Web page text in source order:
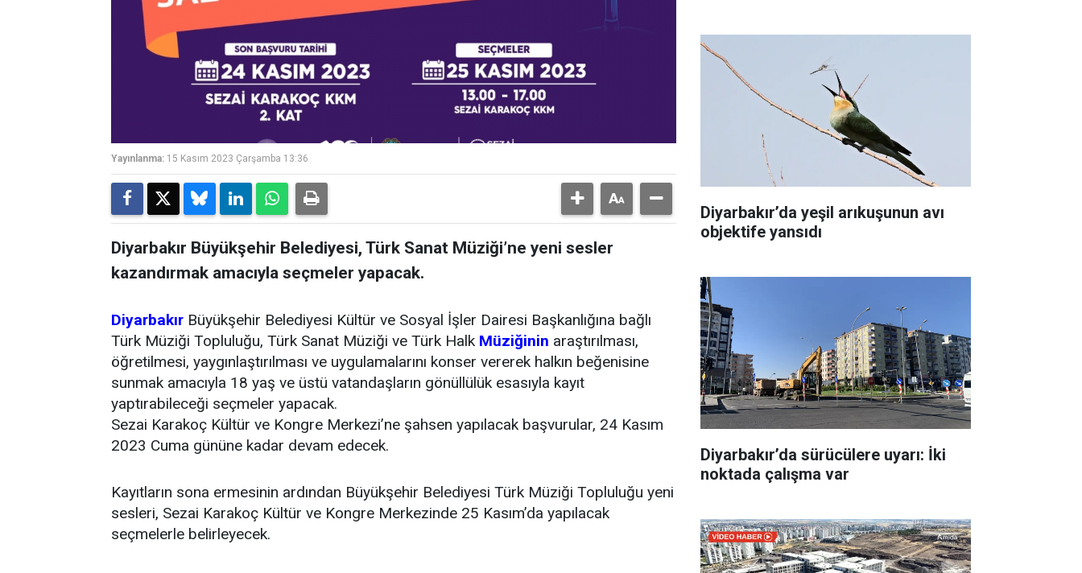
Yayınlanma: 15 Kasım 2023 Çarşamba 13:36
Diyarbakır Büyükşehir Belediyesi, Türk Sanat Müziği’ne yeni sesler
kazandırmak amacıyla seçmeler yapacak.
Diyarbakır Büyükşehir Belediyesi Kültür ve Sosyal İşler Dairesi Başkanlığına bağlı
Türk Müziği Topluluğu, Türk Sanat Müziği ve Türk Halk Müziğinin araştırılması,
öğretilmesi, yaygınlaştırılması ve uygulamalarını konser vererek halkın beğenisine
sunmak amacıyla 18 yaş ve üstü vatandaşların gönüllülük esasıyla kayıt
yaptırabileceği seçmeler yapacak.
Sezai Karakoç Kültür ve Kongre Merkezi’ne şahsen yapılacak başvurular, 24 Kasım
2023 Cuma gününe kadar devam edecek.
Kayıtların sona ermesinin ardından Büyükşehir Belediyesi Türk Müziği Topluluğu yeni
sesleri, Sezai Karakoç Kültür ve Kongre Merkezinde 25 Kasım’da yapılacak
seçmelerle belirleyecek.
Diyarbakır’da yeşil arıkuşunun avı
objektife yansıdı
Diyarbakır’da sürücülere uyarı: İki
noktada çalışma var